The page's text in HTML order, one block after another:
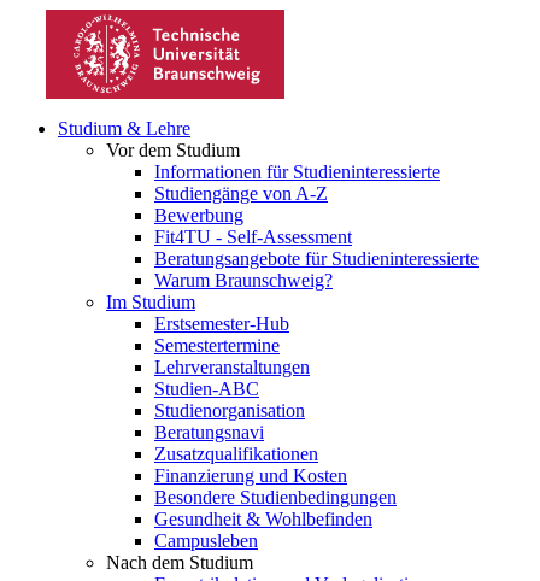
Studium & Lehre
Vor dem Studium
Informationen für Studieninteressierte
Studiengänge von A-Z
Bewerbung
Fit4TU - Self-Assessment
Beratungsangebote für Studieninteressierte
Warum Braunschweig?
Im Studium
Erstsemester-Hub
Semestertermine
Lehrveranstaltungen
Studien-ABC
Studienorganisation
Beratungsnavi
Zusatzqualifikationen
Finanzierung und Kosten
Besondere Studienbedingungen
Gesundheit & Wohlbefinden
Campusleben
Nach dem Studium